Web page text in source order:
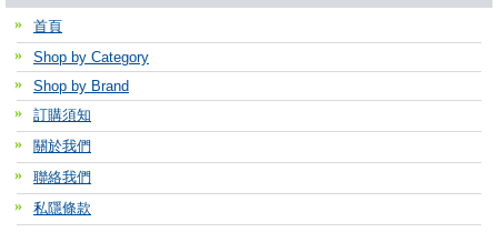
首頁
Shop by Category
Shop by Brand
訂購須知
關於我們
聯絡我們
私隱條款